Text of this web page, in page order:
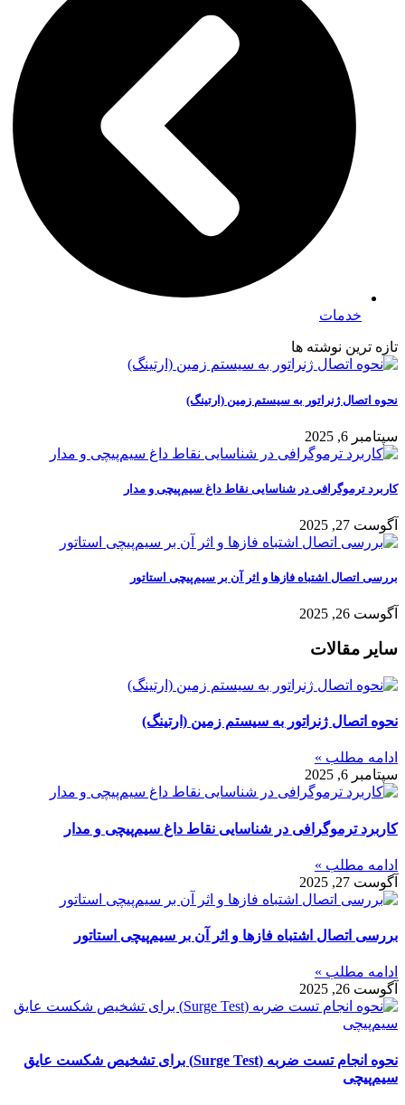
خدمات
تازه ترین نوشته ها
نحوه اتصال ژنراتور به سیستم زمین (ارتینگ)
سپتامبر 6, 2025
کاربرد ترموگرافی در شناسایی نقاط داغ سیم‌پیچی و مدار
آگوست 27, 2025
بررسی اتصال اشتباه فازها و اثر آن بر سیم‌پیچی استاتور
آگوست 26, 2025
سایر مقالات
نحوه اتصال ژنراتور به سیستم زمین (ارتینگ)
ادامه مطلب »
سپتامبر 6, 2025
کاربرد ترموگرافی در شناسایی نقاط داغ سیم‌پیچی و مدار
ادامه مطلب »
آگوست 27, 2025
بررسی اتصال اشتباه فازها و اثر آن بر سیم‌پیچی استاتور
ادامه مطلب »
آگوست 26, 2025
نحوه انجام تست ضربه (Surge Test) برای تشخیص شکست عایق
سیم‌پیچی